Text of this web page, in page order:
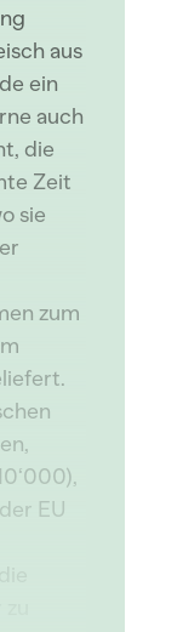
aus
ein
auch
die
Zeit
sie
zum
EU